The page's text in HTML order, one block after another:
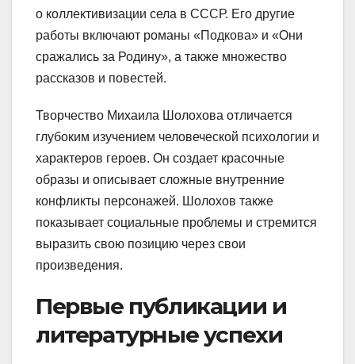
о коллективизации села в СССР. Его другие
работы включают романы «Подкова» и «Они
сражались за Родину», а также множество
рассказов и повестей.
Творчество Михаила Шолохова отличается
глубоким изучением человеческой психологии и
характеров героев. Он создает красочные
образы и описывает сложные внутренние
конфликты персонажей. Шолохов также
показывает социальные проблемы и стремится
выразить свою позицию через свои
произведения.
Первые публикации и
литературные успехи